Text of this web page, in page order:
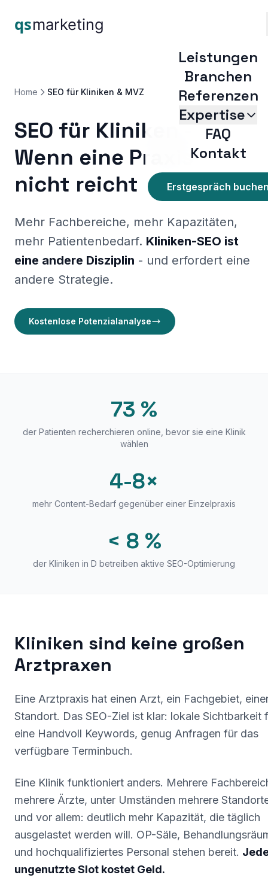
Leistungen
Branchen
Referenzen
Expertise
Google Ads für
Google Ads Plastische
Google-Bewertungen
Medical SEO
SEO für Ärzte
SEO für Kliniken &
SEO für Zahnärzte
SEO Plastische
FAQ
Kontakt
Erstgespräch
Home SEO für Kliniken & MVZ
SEO für Kliniken -
Wenn eine Praxis
nicht reicht
Mehr Fachbereiche, mehr Kapazitäten,
mehr Patientenbedarf. Kliniken-SEO ist
eine andere Disziplin - und erfordert eine
andere Strategie.
Kostenlose Potenzialanalyse
73 %
der Patienten recherchieren online, bevor sie eine Klinik
wählen
4-8×
mehr Content-Bedarf gegenüber einer Einzelpraxis
< 8 %
der Kliniken in D betreiben aktive SEO-Optimierung
Kliniken sind keine großen
Arztpraxen
Eine Arztpraxis hat einen Arzt, ein Fachgebiet,
Standort. Das SEO-Ziel ist klar: lokale Sichtbarkeit
eine Handvoll Keywords, genug Anfragen für das
verfügbare Terminbuch.
Eine Klinik funktioniert anders. Mehrere
mehrere Ärzte, unter Umständen mehrere
und vor allem: deutlich mehr Kapazität, die täglich
ausgelastet werden will. OP-Säle,
und hochqualifiziertes Personal stehen bereit.
ungenutzte Slot kostet Geld.